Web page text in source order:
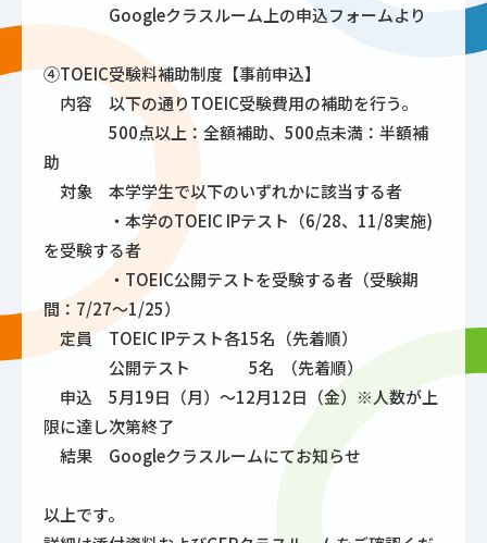
Googleクラスルーム上の申込フォームより
④TOEIC受験料補助制度【事前申込】
内容 以下の通りTOEIC受験費用の補助を行う。
500点以上：全額補助、500点未満：半額補
助
対象 本学学生で以下のいずれかに該当する者
・本学のTOEIC IPテスト（6/28、11/8実施)
を受験する者
・TOEIC公開テストを受験する者（受験期
間：7/27～1/25）
定員 TOEIC IPテスト各15名（先着順）
公開テスト 5名 （先着順）
申込 5月19日（月）～12月12日（金）※人数が上
限に達し次第終了
結果 Googleクラスルームにてお知らせ
以上です。